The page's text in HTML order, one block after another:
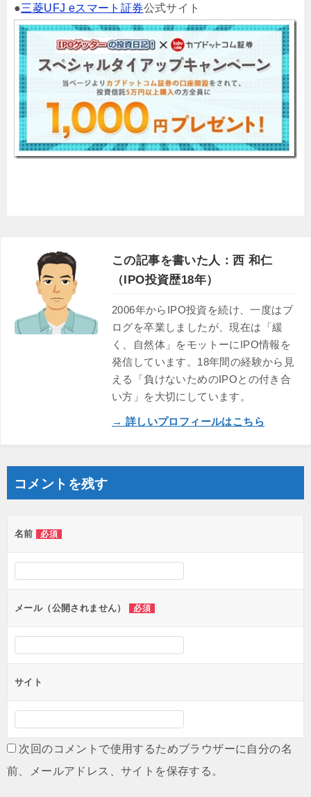
●三菱UFJ eスマート証券公式サイト
この記事を書いた人：西 和仁
（IPO投資歴18年）
2006年からIPO投資を続け、一度はブ
ログを卒業しましたが、現在は「緩
く、自然体」をモットーにIPO情報を
発信しています。18年間の経験から見
える「負けないためのIPOとの付き合
い方」を大切にしています。
→ 詳しいプロフィールはこちら
コメントを残す
名前 必須
メール（公開されません） 必須
サイト
次回のコメントで使用するためブラウザーに自分の名
前、メールアドレス、サイトを保存する。